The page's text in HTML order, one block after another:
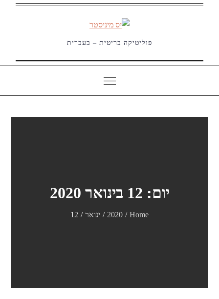
פוליטיקה בריטית – בעברית
יום: 12 בינואר 2020
Home
2020 ינואר 12